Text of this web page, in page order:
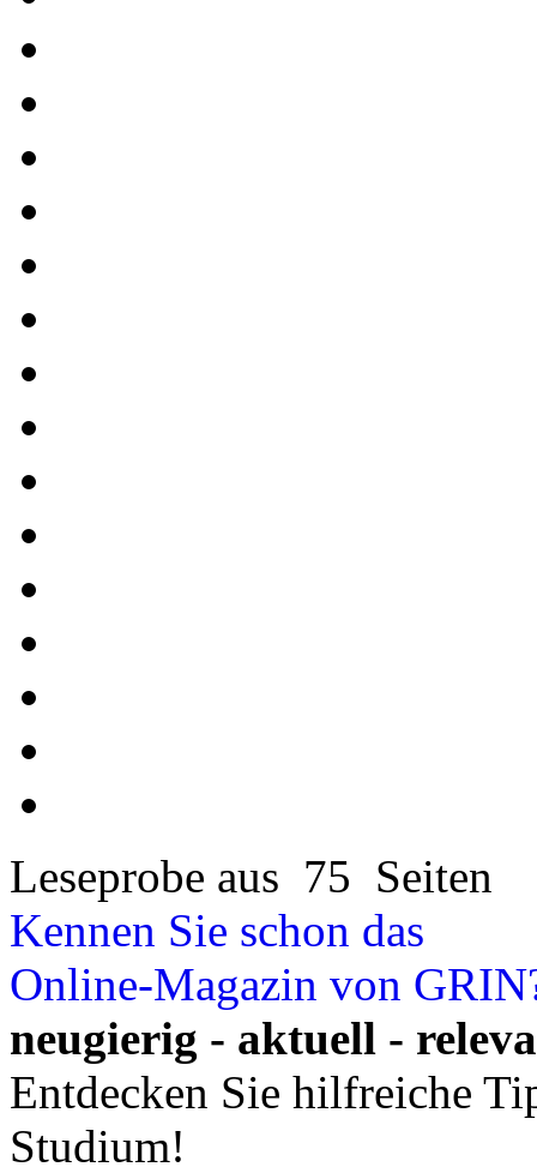
Leseprobe aus 75 Seiten
Kennen Sie schon das
Online-Magazin von
neugierig - aktuell -
Entdecken Sie hilfreiche
Studium!